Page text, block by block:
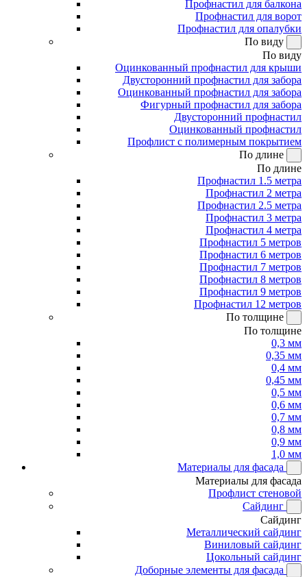
Профнастил для балкона
Профнастил для ворот
Профнастил для опалубки
По виду
По виду
Оцинкованный профнастил для крыши
Двусторонний профнастил для забора
Оцинкованный профнастил для забора
Фигурный профнастил для забора
Двусторонний профнастил
Оцинкованный профнастил
Профлист с полимерным покрытием
По длине
По длине
Профнастил 1.5 метра
Профнастил 2 метра
Профнастил 2.5 метра
Профнастил 3 метра
Профнастил 4 метра
Профнастил 5 метров
Профнастил 6 метров
Профнастил 7 метров
Профнастил 8 метров
Профнастил 9 метров
Профнастил 12 метров
По толщине
По толщине
0,3 мм
0,35 мм
0,4 мм
0,45 мм
0,5 мм
0,6 мм
0,7 мм
0,8 мм
0,9 мм
1,0 мм
Материалы для фасада
Материалы для фасада
Профлист стеновой
Сайдинг
Сайдинг
Металлический сайдинг
Виниловый сайдинг
Цокольный сайдинг
Доборные элементы для фасада